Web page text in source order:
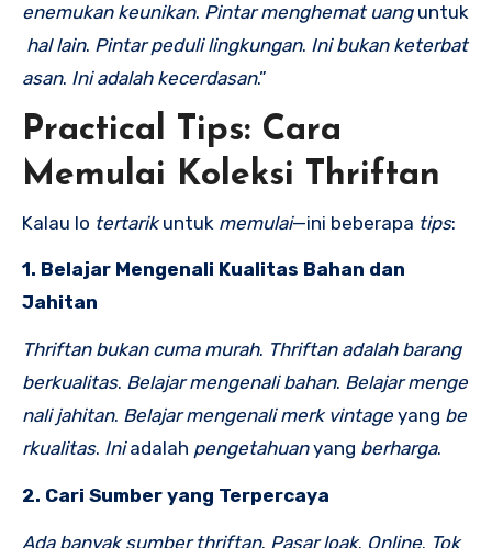
enemukan keunikan. Pintar menghemat uanguntuk
hal lain. Pintar peduli lingkungan. Ini bukan keterbat
asan. Ini adalah kecerdasan.”
Practical Tips: Cara
Memulai Koleksi Thriftan
Kalau lo tertarikuntuk memulai—ini beberapa tips:
1. Belajar Mengenali Kualitas Bahan dan
Jahitan
Thriftan bukan cuma murah. Thriftan adalah barang
berkualitas. Belajar mengenali bahan. Belajar menge
nali jahitan. Belajar mengenali merk vintage yang be
rkualitas. Iniadalah pengetahuanyang berharga.
2. Cari Sumber yang Terpercaya
Ada banyak sumber thriftan. Pasar loak. Online. Tok